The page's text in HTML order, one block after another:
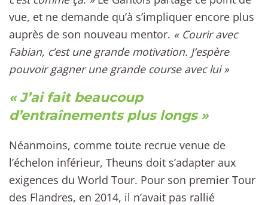
vue, et ne demande qu’à s’impliquer encore plus
auprès de son nouveau mentor. « Courir avec
Fabian, c’est une grande motivation. J’espère
pouvoir gagner une grande course avec lui »
« J’ai fait beaucoup
d’entraînements plus longs »
Néanmoins, comme toute recrue venue de
l’échelon inférieur, Theuns doit s’adapter aux
exigences du World Tour. Pour son premier Tour
des Flandres, en 2014, il n’avait pas rallié